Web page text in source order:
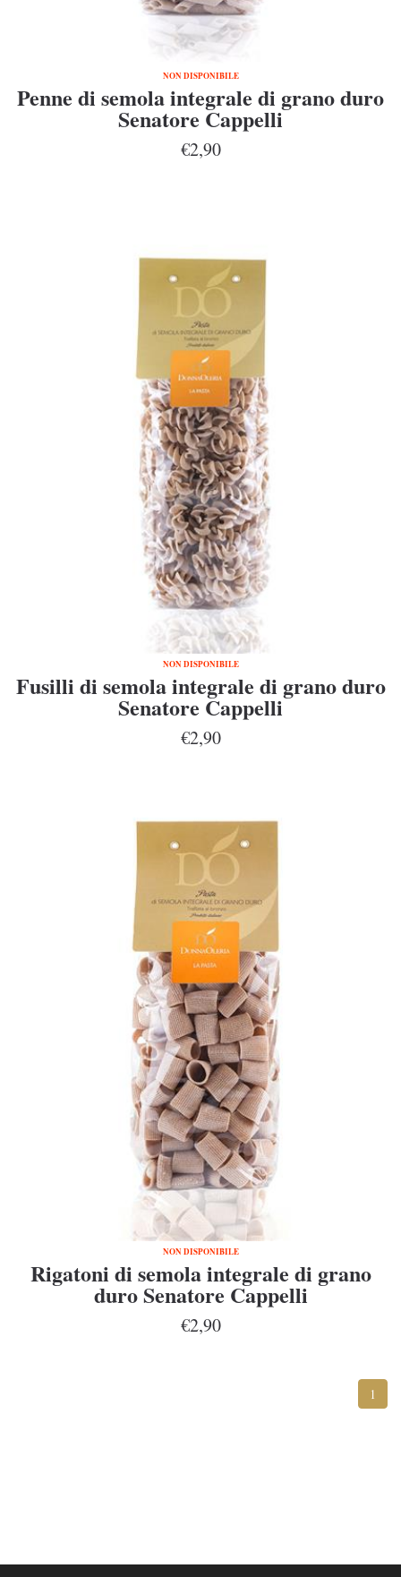
NON DISPONIBILE
Penne di semola integrale di grano duro
Senatore Cappelli
€2,90
NON DISPONIBILE
Fusilli di semola integrale di grano duro
Senatore Cappelli
€2,90
NON DISPONIBILE
Rigatoni di semola integrale di grano
duro Senatore Cappelli
€2,90
1